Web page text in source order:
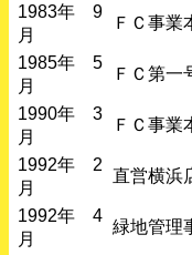
1983年 9
月
ＦＣ事
1985年 5
月
ＦＣ第
1990年 3
月
ＦＣ事
1992年 2
月
直営横
1992年 4
月
緑地管理